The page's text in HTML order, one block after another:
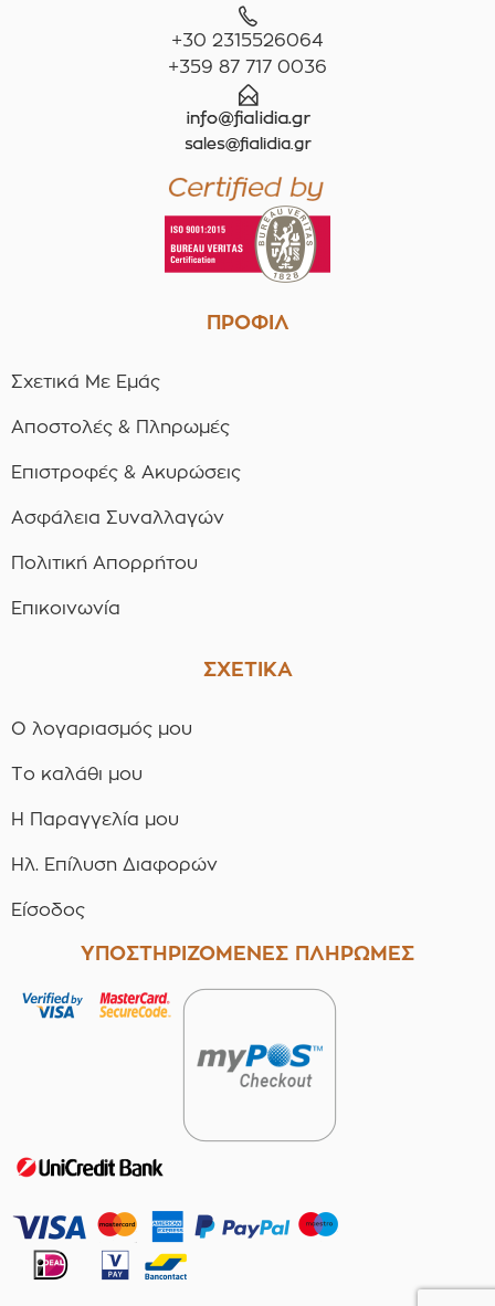
+30 2315526064
+359 87 717 0036
ΠΡΟΦΙΛ
Σχετικά Με Εμάς
Αποστολές & Πληρωμές
Επιστροφές & Ακυρώσεις
Ασφάλεια Συναλλαγών
Πολιτική Απορρήτου
Επικοινωνία
ΣΧΕΤΙΚΑ
Ο λογαριασμός μου
Το καλάθι μου
Η Παραγγελία μου
Ηλ. Επίλυση Διαφορών
Είσοδος
ΥΠΟΣΤΗΡΙΖΟΜΕΝΕΣ ΠΛΗΡΩΜΕΣ